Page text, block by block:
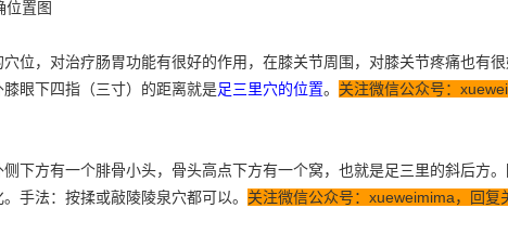
位，对治疗肠胃功能有很好的作用，在膝关节周围，对膝关节疼痛也有
眼下四指（三寸）的距离就是足三里穴的位置。 关注微信公众号：
侧下方有一个腓骨小头，骨头高点下方有一个窝，也就是足三里的斜后方
手法：按揉或敲陵陵泉穴都可以。 关注微信公众号：xueweimima，回复